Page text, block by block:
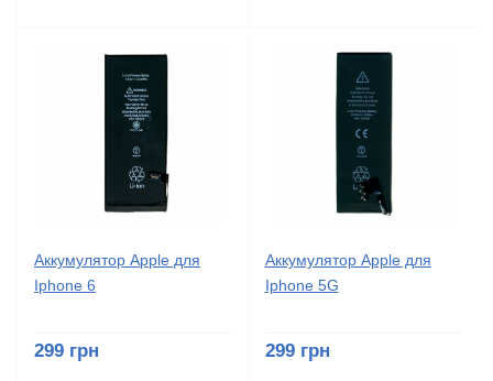
Аккумулятор Apple для
Iphone 6
299 грн
Аккумулятор Apple для
Iphone 5G
299 грн